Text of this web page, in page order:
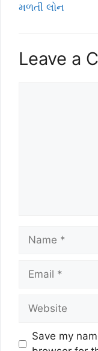
મળતી લોન
Leave a
Name
Email
Website
Save my